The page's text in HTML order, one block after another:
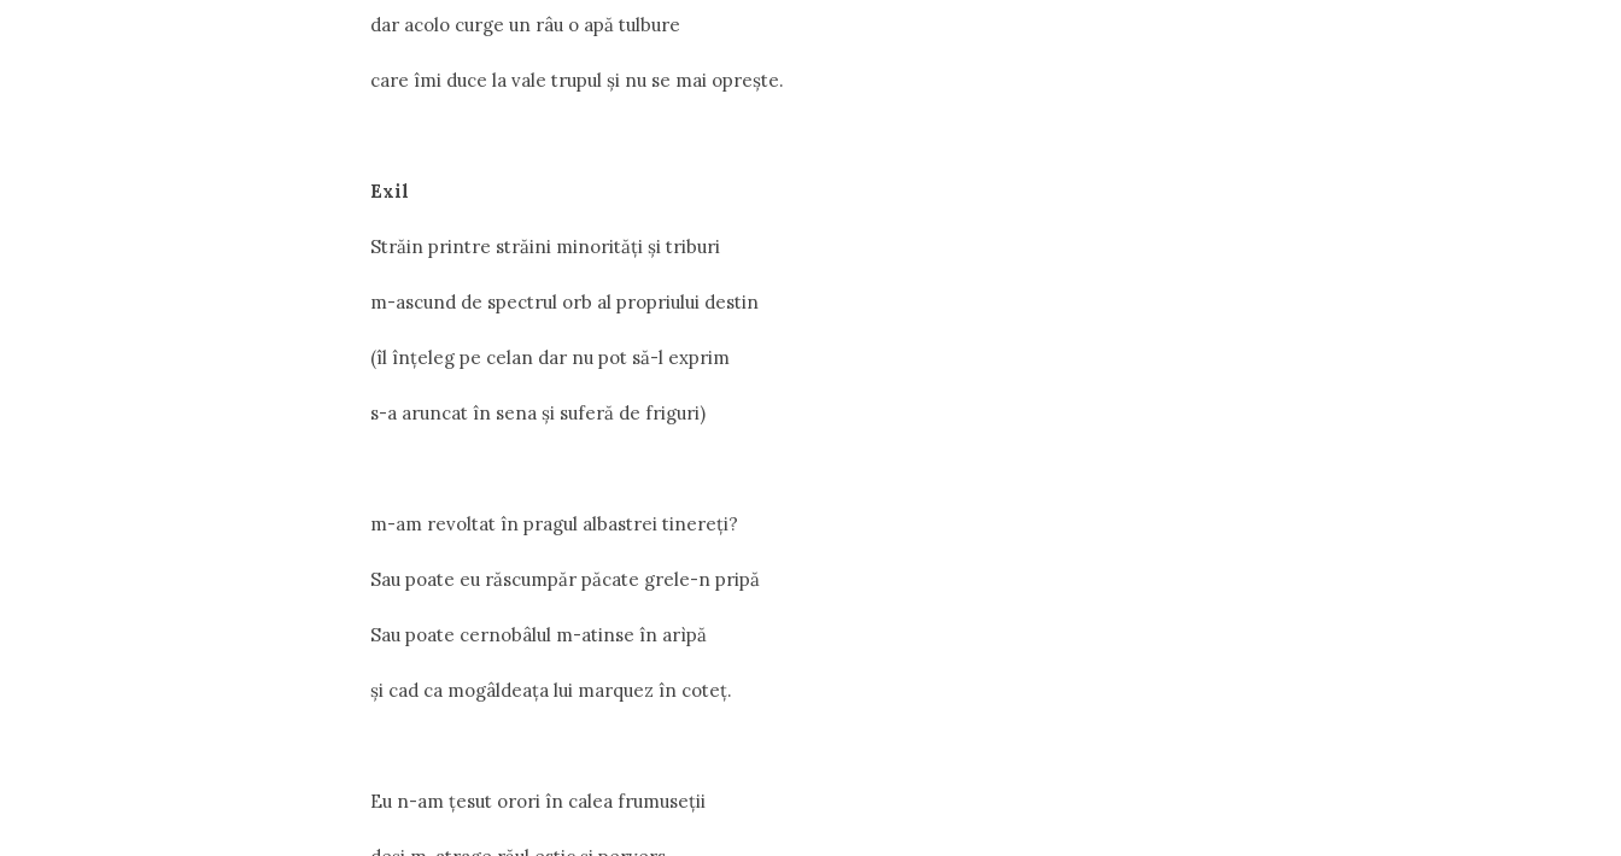
dar acolo curge un râu o apă tulbure
care îmi duce la vale trupul și nu se mai oprește.
Exil
Străin printre străini minorități și triburi
m-ascund de spectrul orb al propriului destin
(îl înțeleg pe celan dar nu pot să-l exprim
s-a aruncat în sena și suferă de friguri)
m-am revoltat în pragul albastrei tinereți?
Sau poate eu răscumpăr păcate grele-n pripă
Sau poate cernobâlul m-atinse în arìpă
și cad ca mogâldeața lui marquez în coteț.
Eu n-am țesut orori în calea frumuseții